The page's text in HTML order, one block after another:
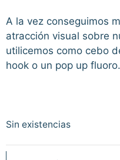
A la vez conseguimos
atracción visual sobre
utilicemos como cebo
hook o un pop up fluoro.
Sin existencias